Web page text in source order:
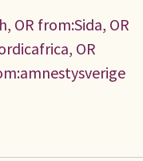
OR from:Sida, OR
OR